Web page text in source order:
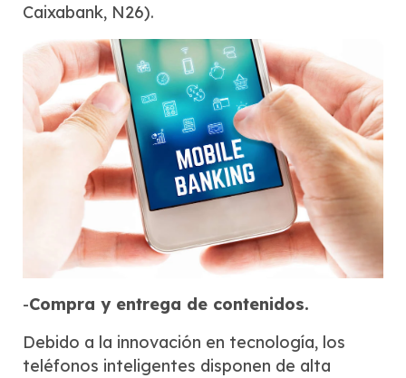
Caixabank, N26).
-Compra y entrega de contenidos.
Debido a la innovación en tecnología, los
teléfonos inteligentes disponen de alta